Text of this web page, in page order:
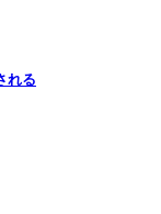
れる